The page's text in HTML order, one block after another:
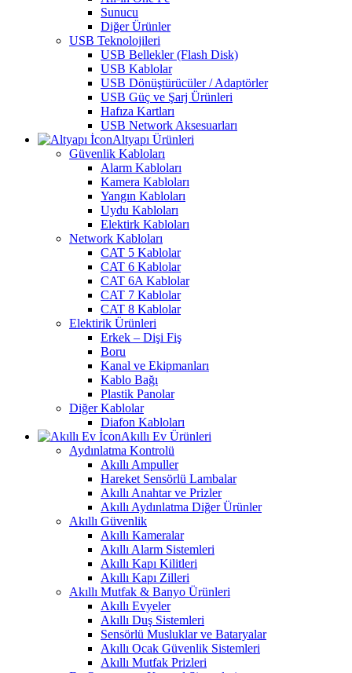
Sunucu
Diğer Ürünler
USB Teknolojileri
USB Bellekler (Flash Disk)
USB Kablolar
USB Dönüştürücüler / Adaptörler
USB Güç ve Şarj Ürünleri
Hafıza Kartları
USB Network Aksesuarları
Altyapı Ürünleri
Güvenlik Kabloları
Alarm Kabloları
Kamera Kabloları
Yangın Kabloları
Uydu Kabloları
Elektirk Kabloları
Network Kabloları
CAT 5 Kablolar
CAT 6 Kablolar
CAT 6A Kablolar
CAT 7 Kablolar
CAT 8 Kablolar
Elektirik Ürünleri
Erkek – Dişi Fiş
Boru
Kanal ve Ekipmanları
Kablo Bağı
Plastik Panolar
Diğer Kablolar
Diafon Kabloları
Akıllı Ev Ürünleri
Aydınlatma Kontrolü
Akıllı Ampuller
Hareket Sensörlü Lambalar
Akıllı Anahtar ve Prizler
Akıllı Aydınlatma Diğer Ürünler
Akıllı Güvenlik
Akıllı Kameralar
Akıllı Alarm Sistemleri
Akıllı Kapı Kilitleri
Akıllı Kapı Zilleri
Akıllı Mutfak & Banyo Ürünleri
Akıllı Evyeler
Akıllı Duş Sistemleri
Sensörlü Musluklar ve Bataryalar
Akıllı Ocak Güvenlik Sistemleri
Akıllı Mutfak Prizleri